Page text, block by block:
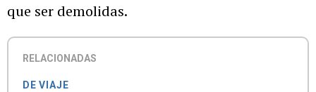
que ser demolidas.
RELACIONADAS
DE VIAJE